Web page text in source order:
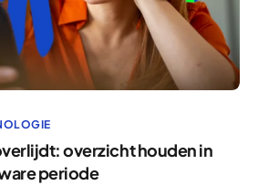
overzicht houden in
periode